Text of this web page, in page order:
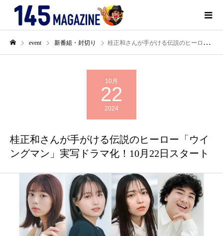
event 新番組・封切り 桂正和さんが手がける伝説のヒーロー「ウイングマン」実写ドラマ化！10月22日スタート
10月
22
2024
桂正和さんが手がける伝説のヒーロー「ウイ
ングマン」実写ドラマ化！10月22日スタート